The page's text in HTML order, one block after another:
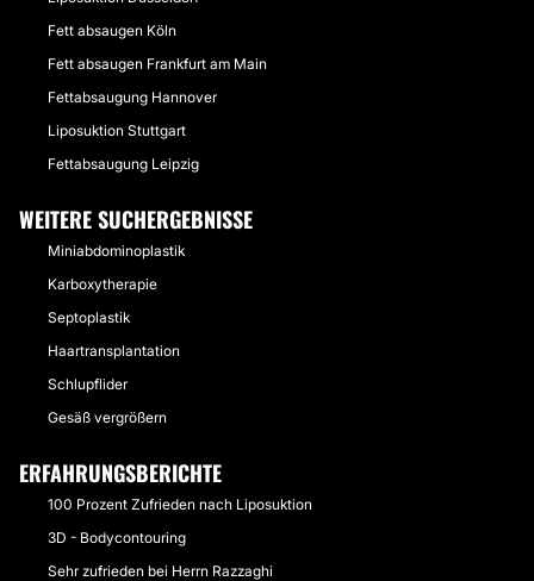
Fett absaugen Köln
Fett absaugen Frankfurt am Main
Fettabsaugung Hannover
Liposuktion Stuttgart
Fettabsaugung Leipzig
WEITERE SUCHERGEBNISSE
Miniabdominoplastik
Karboxytherapie
Septoplastik
Haartransplantation
Schlupflider
Gesäß vergrößern
ERFAHRUNGSBERICHTE
100 Prozent Zufrieden nach Liposuktion
3D - Bodycontouring
Sehr zufrieden bei Herrn Razzaghi